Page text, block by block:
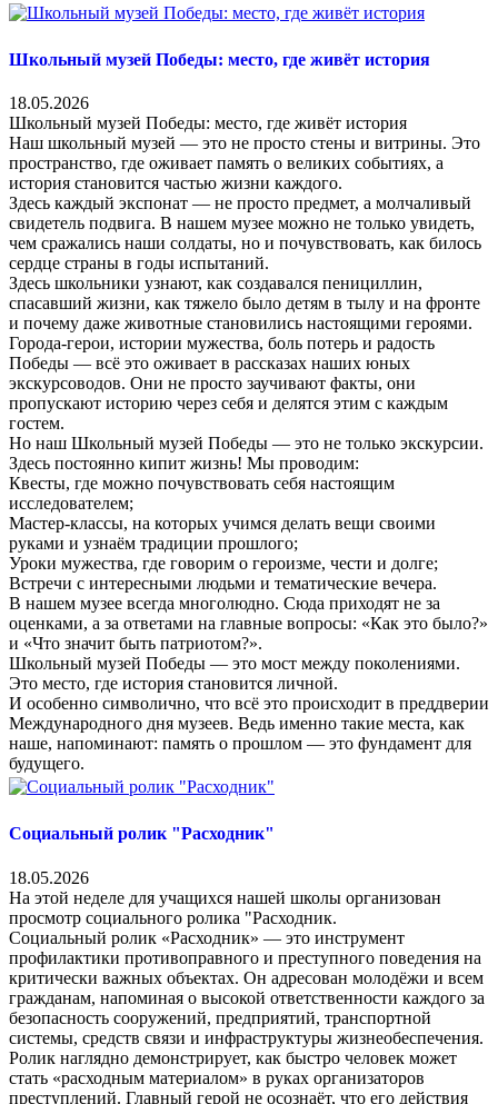
Школьный музей Победы: место, где живёт история
18.05.2026
Школьный музей Победы: место, где живёт история
Наш школьный музей — это не просто стены и витрины. Это
пространство, где оживает память о великих событиях, а
история становится частью жизни каждого.
Здесь каждый экспонат — не просто предмет, а молчаливый
свидетель подвига. В нашем музее можно не только увидеть,
чем сражались наши солдаты, но и почувствовать, как билось
сердце страны в годы испытаний.
Здесь школьники узнают, как создавался пенициллин,
спасавший жизни, как тяжело было детям в тылу и на фронте
и почему даже животные становились настоящими героями.
Города-герои, истории мужества, боль потерь и радость
Победы — всё это оживает в рассказах наших юных
экскурсоводов. Они не просто заучивают факты, они
пропускают историю через себя и делятся этим с каждым
гостем.
Но наш Школьный музей Победы — это не только экскурсии.
Здесь постоянно кипит жизнь! Мы проводим:
Квесты, где можно почувствовать себя настоящим
исследователем;
Мастер-классы, на которых учимся делать вещи своими
руками и узнаём традиции прошлого;
Уроки мужества, где говорим о героизме, чести и долге;
Встречи с интересными людьми и тематические вечера.
В нашем музее всегда многолюдно. Сюда приходят не за
оценками, а за ответами на главные вопросы: «Как это было?»
и «Что значит быть патриотом?».
Школьный музей Победы — это мост между поколениями.
Это место, где история становится личной.
И особенно символично, что всё это происходит в преддверии
Международного дня музеев. Ведь именно такие места, как
наше, напоминают: память о прошлом — это фундамент для
будущего.
Социальный ролик "Расходник"
18.05.2026
На этой неделе для учащихся нашей школы организован
просмотр социального ролика "Расходник.
Социальный ролик «Расходник» — это инструмент
профилактики противоправного и преступного поведения на
критически важных объектах. Он адресован молодёжи и всем
гражданам, напоминая о высокой ответственности каждого за
безопасность сооружений, предприятий, транспортной
системы, средств связи и инфраструктуры жизнеобеспечения.
Ролик наглядно демонстрирует, как быстро человек может
стать «расходным материалом» в руках организаторов
преступлений. Главный герой не осознаёт, что его действия